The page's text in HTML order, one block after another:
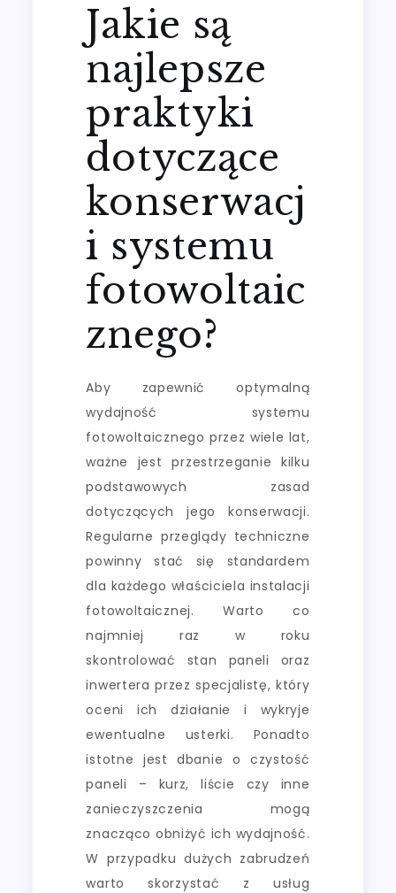
Jakie są
najlepsze
praktyki
dotyczące
konserwacj
i systemu
fotowoltaic
znego?
Aby zapewnić optymalną
wydajność systemu
fotowoltaicznego przez wiele lat,
ważne jest przestrzeganie kilku
podstawowych zasad
dotyczących jego konserwacji.
Regularne przeglądy techniczne
powinny stać się standardem
dla każdego właściciela instalacji
fotowoltaicznej. Warto co
najmniej raz w roku
skontrolować stan paneli oraz
inwertera przez specjalistę, który
oceni ich działanie i wykryje
ewentualne usterki. Ponadto
istotne jest dbanie o czystość
paneli – kurz, liście czy inne
zanieczyszczenia mogą
znacząco obniżyć ich wydajność.
W przypadku dużych zabrudzeń
warto skorzystać z usług